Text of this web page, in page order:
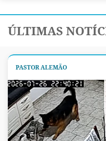
ÚLTIMAS
PASTOR ALEMÃO